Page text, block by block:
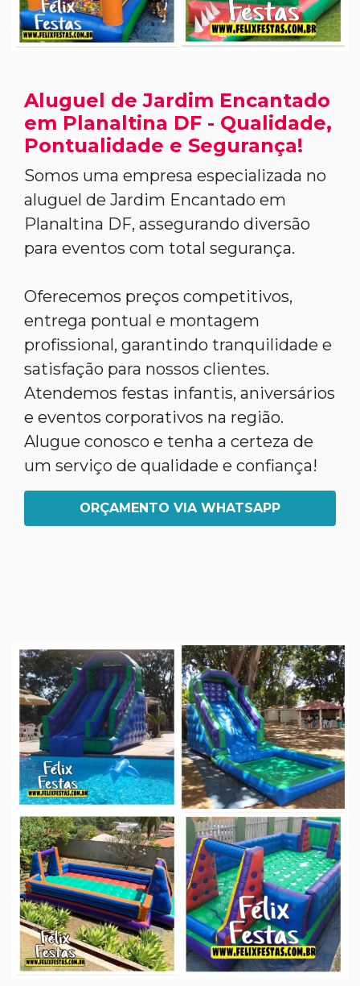
Aluguel de Jardim Encantado
em Planaltina DF - Qualidade,
Pontualidade e Segurança!
Somos uma empresa especializada no
aluguel de Jardim Encantado em
Planaltina DF, assegurando diversão
para eventos com total segurança.
Oferecemos preços competitivos,
entrega pontual e montagem
profissional, garantindo tranquilidade e
satisfação para nossos clientes.
Atendemos festas infantis, aniversários
e eventos corporativos na região.
Alugue conosco e tenha a certeza de
um serviço de qualidade e confiança!
ORÇAMENTO VIA WHATSAPP